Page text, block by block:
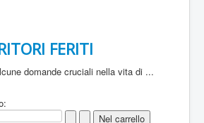
FERITI
domande cruciali nella vita di ...